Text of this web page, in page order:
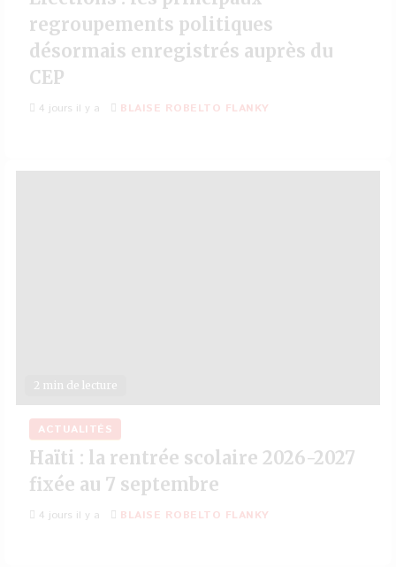
regroupements politiques
désormais enregistrés auprès du
CEP
4 jours il y a BLAISE ROBELTO FLANKY
2 min de lecture
ACTUALITÉS
Haïti : la rentrée scolaire 2026-2027
fixée au 7 septembre
4 jours il y a BLAISE ROBELTO FLANKY